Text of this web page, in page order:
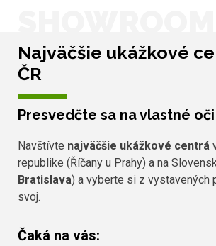
Najväčšie ukážkové
ČR
Presvedčte sa na vlastné oči
Navštívte najväčšie ukážkové centrá
republike (Říčany u Prahy) a na
Bratislava) a vyberte si z vystavených
svoj.
Čaká na vás: